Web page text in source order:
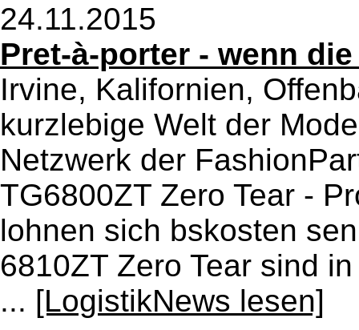
24.11.2015
Pret-à-porter - wenn
Irvine, Kalifornien,
kurzlebige Welt der
Netzwerk der
TG6800ZT Zero Tear -
lohnen sich bskosten
6810ZT Zero Tear sind
... [LogistikNews lesen]